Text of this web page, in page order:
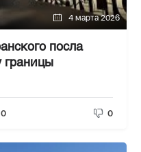
4 марта 2026
посла
границы
0 0